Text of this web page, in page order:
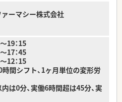
ーマシー株式会社
19：15
：45
：15
間シフト、1ヶ月単位の変形労
は0分、実働6時間超は45分、実